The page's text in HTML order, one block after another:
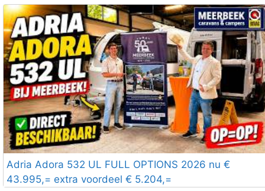
Adria Adora 532 UL FULL OPTIONS 2026 nu €
43.995,= extra voordeel € 5.204,=